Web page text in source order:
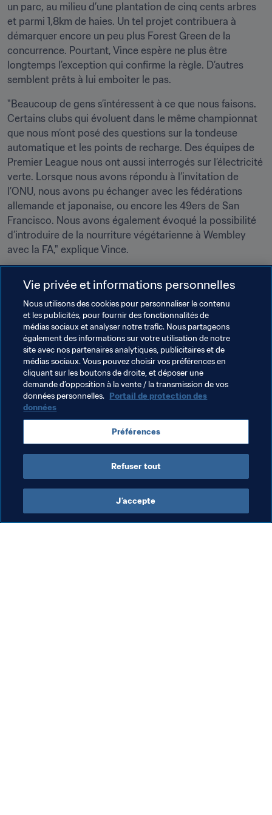
un parc, au milieu d’une plantation de cinq cents arbres
et parmi 1,8km de haies. Un tel projet contribuera à
démarquer encore un peu plus Forest Green de la
concurrence. Pourtant, Vince espère ne plus être
longtemps l’exception qui confirme la règle. D’autres
semblent prêts à lui emboiter le pas.
"Beaucoup de gens s’intéressent à ce que nous faisons.
Certains clubs qui évoluent dans le même championnat
que nous m’ont posé des questions sur la tondeuse
automatique et les points de recharge. Des équipes de
Premier League nous ont aussi interrogés sur l’électricité
verte. Lorsque nous avons répondu à l’invitation de
l’ONU, nous avons pu échanger avec les fédérations
allemande et japonaise, ou encore les 49ers de San
Francisco. Nous avons également évoqué la possibilité
d’introduire de la nourriture végétarienne à Wembley
avec la FA," explique Vince.
peuvent faire beaucoup pour l’environnement. Ce n’est
pas si compliqué. Les opportunités sont là, la
technologie, les biens, les services et les produits sont
disponibles. Indépendamment de leur taille, tous les
clubs peuvent suivre notre exemple. Il suffit de le vouloir
et je suis convaincu que nous serons de plus en plus
nombreux à l’avenir à faire ce choix."
Thèmes en lien
Développement Durable England
Vie privée et informations personnelles
Nous utilisons des cookies pour personnaliser le contenu
et les publicités, pour fournir des fonctionnalités de
médias sociaux et analyser notre trafic. Nous partageons
également des informations sur votre utilisation de notre
site avec nos partenaires analytiques, publicitaires et de
médias sociaux. Vous pouvez choisir vos préférences en
cliquant sur les boutons de droite, et déposer une
demande d’opposition à la vente / la transmission de vos
données personnelles. Portail de protection des
données
Préférences
Refuser tout
J’accepte